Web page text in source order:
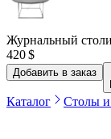
Журнальный
420 $
Добавить в заказ
Каталог Столы и